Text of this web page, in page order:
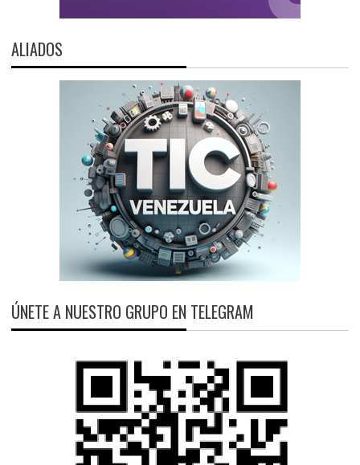
ALIADOS
ÚNETE A NUESTRO GRUPO EN TELEGRAM